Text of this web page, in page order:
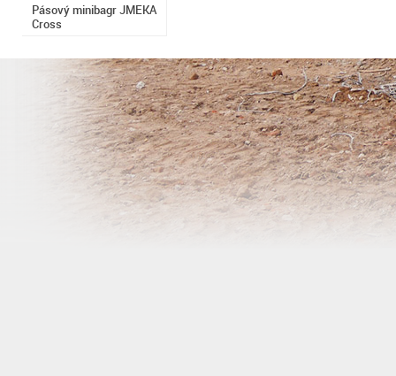
Pásový minibagr JMEKA
Cross